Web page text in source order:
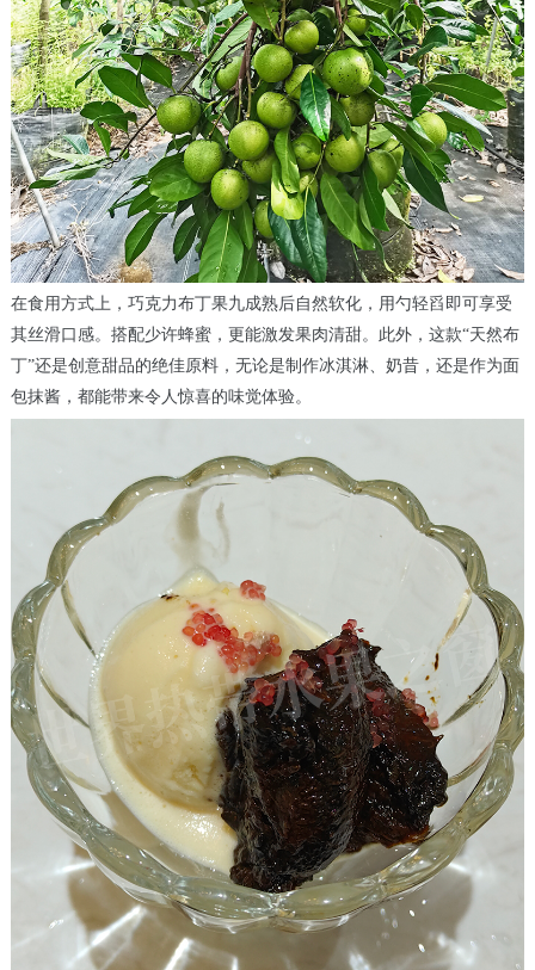
在食用方式上，巧克力布丁果九成熟后自然软化，用勺轻舀即可享受
其丝滑口感。搭配少许蜂蜜，更能激发果肉清甜。此外，这款“天然布
丁”还是创意甜品的绝佳原料，无论是制作冰淇淋、奶昔，还是作为面
包抹酱，都能带来令人惊喜的味觉体验。